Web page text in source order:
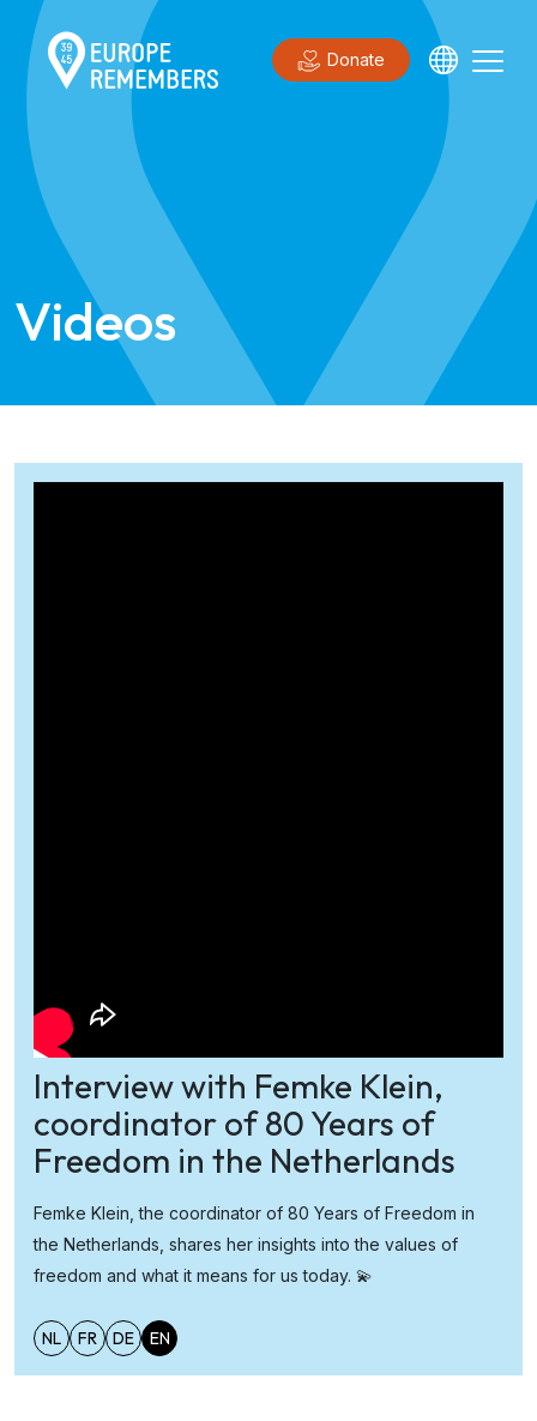
Donate
Videos
Interview with Femke Klein,
coordinator of 80 Years of
Freedom in the Netherlands
Femke Klein, the coordinator of 80 Years of Freedom in
the Netherlands, shares her insights into the values of
freedom and what it means for us today. 💫
NL FR DE EN